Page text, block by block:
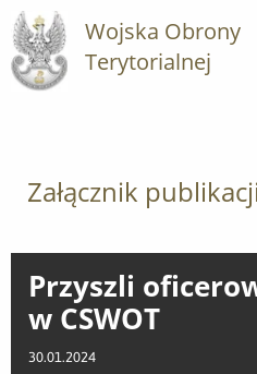
Wojska Obrony
Terytorialnej
Załącznik
Przyszli
w CSWOT
30.01.2024